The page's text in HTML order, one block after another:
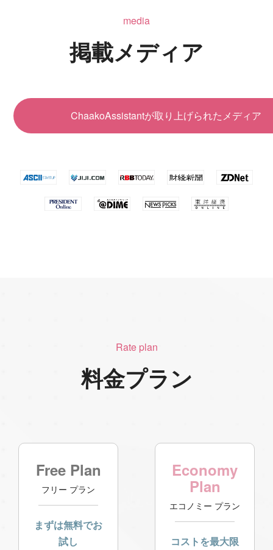
media
掲載メディア
ChaakoAssistantが取り上げられたメディア
Rate plan
料金プラン
Free Plan
フリー プラン
まずは無料でお
試し
Economy
Plan
エコノミー プラン
コストを最大限